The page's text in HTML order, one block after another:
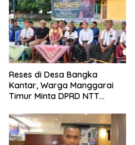
Reses di Desa Bangka
Kantar, Warga Manggarai
Timur Minta DPRD NTT
Pergub Larangan Beli BBM
Bersubsidi Bagi Penunggak
Pajak